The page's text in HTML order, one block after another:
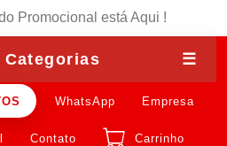
Promocional está Aqui !
Categorias ☰
WhatsApp Empresa
Contato Carrinho